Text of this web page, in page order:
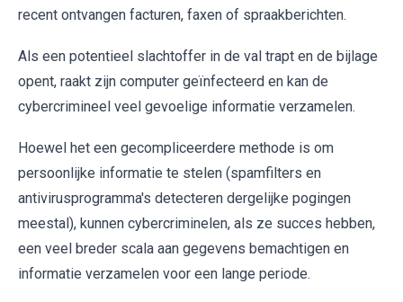
recent ontvangen facturen, faxen of spraakberichten.
Als een potentieel slachtoffer in de val trapt en de bijlage
opent, raakt zijn computer geïnfecteerd en kan de
cybercrimineel veel gevoelige informatie verzamelen.
Hoewel het een gecompliceerdere methode is om
persoonlijke informatie te stelen (spamfilters en
antivirusprogramma's detecteren dergelijke pogingen
meestal), kunnen cybercriminelen, als ze succes hebben,
een veel breder scala aan gegevens bemachtigen en
informatie verzamelen voor een lange periode.